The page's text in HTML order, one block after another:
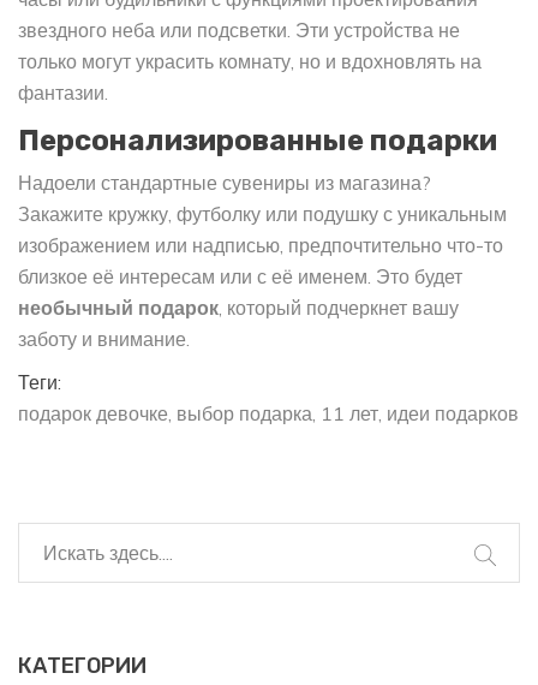
звездного неба или подсветки. Эти устройства не
только могут украсить комнату, но и вдохновлять на
фантазии.
Персонализированные подарки
Надоели стандартные сувениры из магазина?
Закажите кружку, футболку или подушку с уникальным
изображением или надписью, предпочтительно что-то
близкое её интересам или с её именем. Это будет
необычный подарок, который подчеркнет вашу
заботу и внимание.
Теги:
подарок девочке выбор подарка 11 лет идеи подарков
КАТЕГОРИИ